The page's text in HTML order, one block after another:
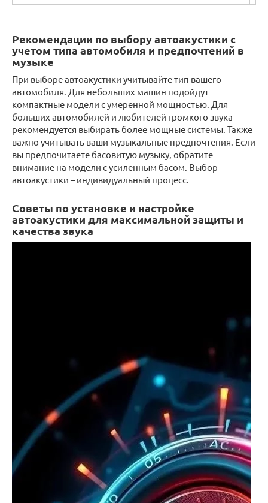
Рекомендации по выбору автоакустики с
учетом типа автомобиля и предпочтений в
музыке
При выборе автоакустики учитывайте тип вашего
автомобиля. Для небольших машин подойдут
компактные модели с умеренной мощностью. Для
больших автомобилей и любителей громкого звука
рекомендуется выбирать более мощные системы. Также
важно учитывать ваши музыкальные предпочтения. Если
вы предпочитаете басовитую музыку, обратите
внимание на модели с усиленным басом. Выбор
автоакустики – индивидуальный процесс.
Советы по установке и настройке
автоакустики для максимальной защиты и
качества звука